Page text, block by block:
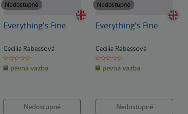
Nedostupné
Everything's Fine
Cecilia Rabessová
0.0
z
5
hvězdiček
pevná vazba
Nedostupné
Nedostupné
Everything's Fine
Cecilia Rabessová
0.0
z
5
hvězdiček
pevná vazba
Nedostupné